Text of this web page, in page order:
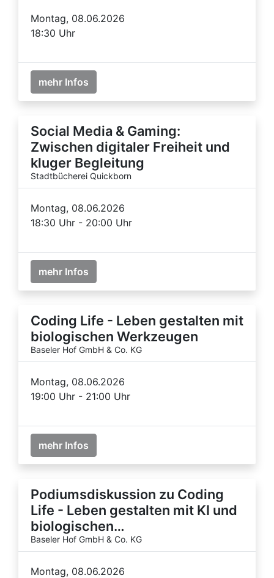
Montag, 08.06.2026
18:30 Uhr
mehr Infos
Social Media & Gaming:
Zwischen digitaler Freiheit und
kluger Begleitung
Stadtbücherei Quickborn
Montag, 08.06.2026
18:30 Uhr - 20:00 Uhr
mehr Infos
Coding Life - Leben gestalten mit
biologischen Werkzeugen
Baseler Hof GmbH & Co. KG
Montag, 08.06.2026
19:00 Uhr - 21:00 Uhr
mehr Infos
Podiumsdiskussion zu Coding
Life - Leben gestalten mit KI und
biologischen…
Baseler Hof GmbH & Co. KG
Montag, 08.06.2026